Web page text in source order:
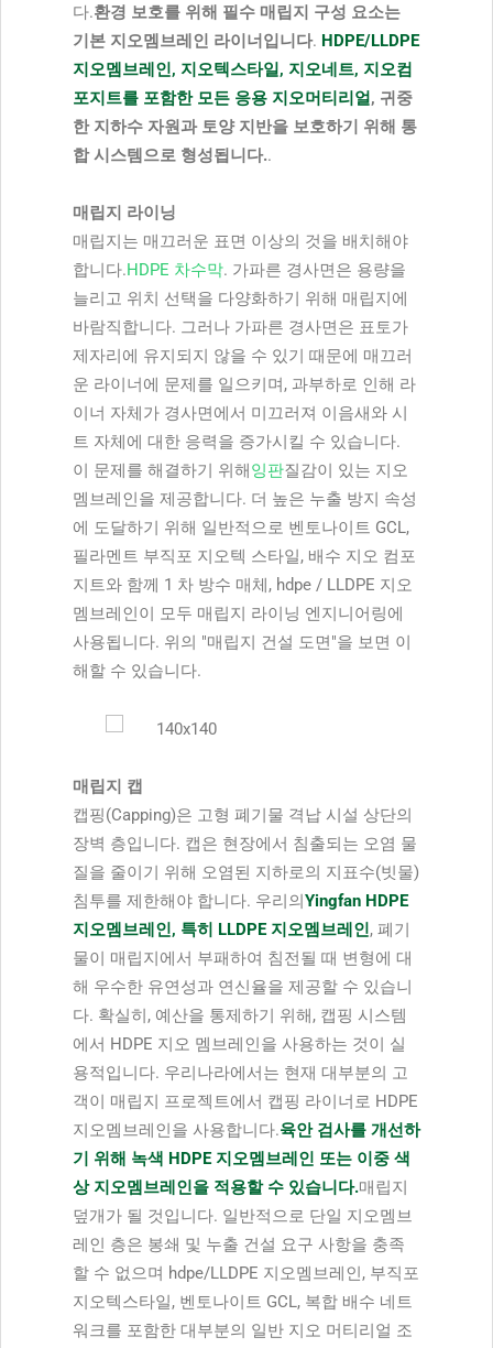
다.환경 보호를 위해 필수 매립지 구성 요소는
기본 지오멤브레인 라이너입니다. HDPE/LLDPE
지오멤브레인, 지오텍스타일, 지오네트, 지오컴
포지트를 포함한 모든 응용 지오머티리얼, 귀중
한 지하수 자원과 토양 지반을 보호하기 위해 통
합 시스템으로 형성됩니다..
매립지 라이닝
매립지는 매끄러운 표면 이상의 것을 배치해야
합니다.HDPE 차수막. 가파른 경사면은 용량을
늘리고 위치 선택을 다양화하기 위해 매립지에
바람직합니다. 그러나 가파른 경사면은 표토가
제자리에 유지되지 않을 수 있기 때문에 매끄러
운 라이너에 문제를 일으키며, 과부하로 인해 라
이너 자체가 경사면에서 미끄러져 이음새와 시
트 자체에 대한 응력을 증가시킬 수 있습니다.
이 문제를 해결하기 위해잉판질감이 있는 지오
멤브레인을 제공합니다. 더 높은 누출 방지 속성
에 도달하기 위해 일반적으로 벤토나이트 GCL,
필라멘트 부직포 지오텍 스타일, 배수 지오 컴포
지트와 함께 1 차 방수 매체, hdpe / LLDPE 지오
멤브레인이 모두 매립지 라이닝 엔지니어링에
사용됩니다. 위의 "매립지 건설 도면"을 보면 이
해할 수 있습니다.
매립지 캡
캡핑(Capping)은 고형 폐기물 격납 시설 상단의
장벽 층입니다. 캡은 현장에서 침출되는 오염 물
질을 줄이기 위해 오염된 지하로의 지표수(빗물)
침투를 제한해야 합니다. 우리의Yingfan HDPE
지오멤브레인, 특히 LLDPE 지오멤브레인, 폐기
물이 매립지에서 부패하여 침전될 때 변형에 대
해 우수한 유연성과 연신율을 제공할 수 있습니
다. 확실히, 예산을 통제하기 위해, 캡핑 시스템
에서 HDPE 지오 멤브레인을 사용하는 것이 실
용적입니다. 우리나라에서는 현재 대부분의 고
객이 매립지 프로젝트에서 캡핑 라이너로 HDPE
지오멤브레인을 사용합니다.육안 검사를 개선하
기 위해 녹색 HDPE 지오멤브레인 또는 이중 색
상 지오멤브레인을 적용할 수 있습니다.매립지
덮개가 될 것입니다. 일반적으로 단일 지오멤브
레인 층은 봉쇄 및 누출 건설 요구 사항을 충족
할 수 없으며 hdpe/LLDPE 지오멤브레인, 부직포
지오텍스타일, 벤토나이트 GCL, 복합 배수 네트
워크를 포함한 대부분의 일반 지오 머티리얼 조